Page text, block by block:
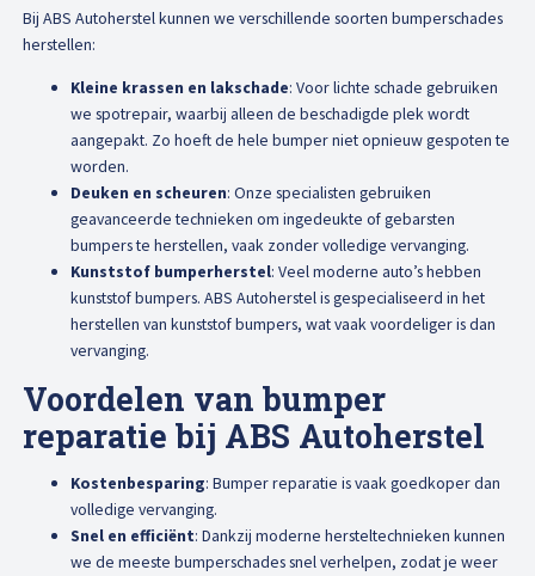
Bij ABS Autoherstel kunnen we verschillende soorten bumperschades
herstellen:
Kleine krassen en lakschade: Voor lichte schade gebruiken
we spotrepair, waarbij alleen de beschadigde plek wordt
aangepakt. Zo hoeft de hele bumper niet opnieuw gespoten te
worden.
Deuken en scheuren: Onze specialisten gebruiken
geavanceerde technieken om ingedeukte of gebarsten
bumpers te herstellen, vaak zonder volledige vervanging.
Kunststof bumperherstel: Veel moderne auto’s hebben
kunststof bumpers. ABS Autoherstel is gespecialiseerd in het
herstellen van kunststof bumpers, wat vaak voordeliger is dan
vervanging.
Voordelen van bumper
reparatie bij ABS Autoherstel
Kostenbesparing: Bumper reparatie is vaak goedkoper dan
volledige vervanging.
Snel en efficiënt: Dankzij moderne hersteltechnieken kunnen
we de meeste bumperschades snel verhelpen, zodat je weer